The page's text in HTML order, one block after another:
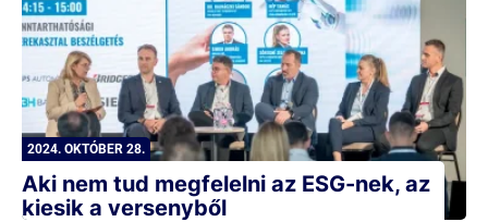
2024. OKTÓBER 28.
Aki nem tud megfelelni az ESG-nek, az
kiesik a versenyből